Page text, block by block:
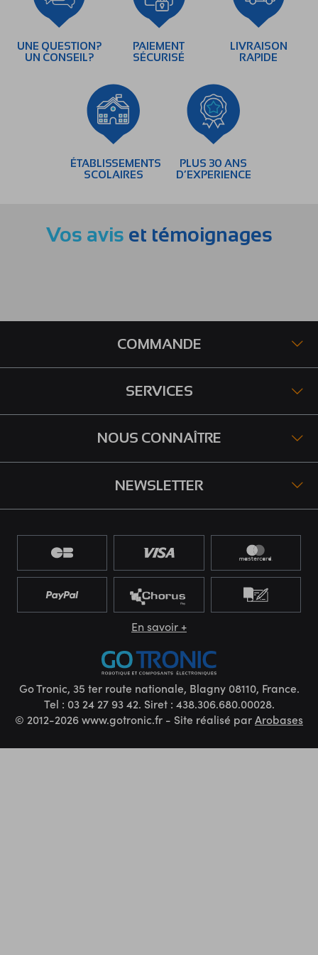
UNE QUESTION?
UN CONSEIL?
PAIEMENT
SÉCURISÉ
LIVRAISON
RAPIDE
ÉTABLISSEMENTS
SCOLAIRES
PLUS 30 ANS
D’EXPERIENCE
Vos avis et témoignages
COMMANDE
SERVICES
NOUS CONNAÎTRE
NEWSLETTER
En savoir +
Go Tronic, 35 ter route nationale, Blagny 08110, France.
Tel : 03 24 27 93 42. Siret : 438.306.680.00028.
© 2012-2026 www.gotronic.fr - Site réalisé parArobases